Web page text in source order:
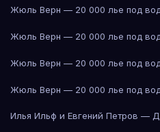
Жюль Верн — 20 000 лье под
Жюль Верн — 20 000 лье под
Жюль Верн — 20 000 лье под
Жюль Верн — 20 000 лье под
Илья Ильф и Евгений Петров —